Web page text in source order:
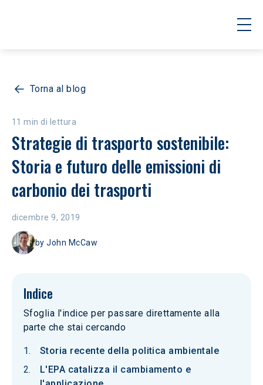
Torna al blog
11 min di lettura
Strategie di trasporto sostenibile:
Storia e futuro delle emissioni di
carbonio dei trasporti
dicembre 9, 2019
byJohn McCaw
Indice
Sfoglia l'indice per passare direttamente alla
parte che stai cercando
Storia recente della politica ambientale
L'EPA catalizza il cambiamento e